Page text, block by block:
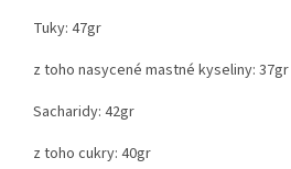
Tuky: 47gr
z toho nasycené mastné kyseliny: 37gr
Sacharidy: 42gr
z toho cukry: 40gr